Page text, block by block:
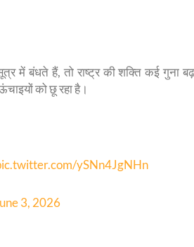
बंधते हैं, तो राष्ट्र की शक्ति कई गुना बढ़
को छू रहा है।
ySNn4JgNHn
3, 2026